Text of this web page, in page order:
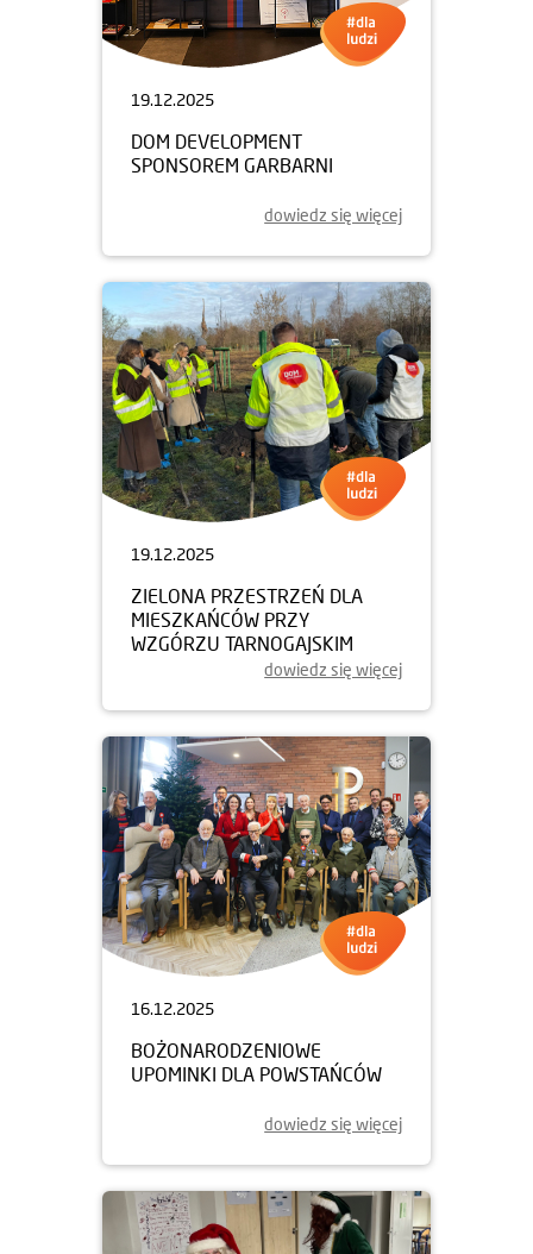
19.12.2025
DOM DEVELOPMENT
SPONSOREM GARBARNI
dowiedz się więcej
19.12.2025
ZIELONA PRZESTRZEŃ DLA
MIESZKAŃCÓW PRZY
WZGÓRZU TARNOGAJSKIM
dowiedz się więcej
16.12.2025
BOŻONARODZENIOWE
UPOMINKI DLA POWSTAŃCÓW
dowiedz się więcej